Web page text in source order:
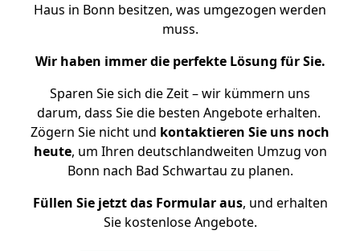
Haus in Bonn besitzen, was umgezogen werden
muss.
Wir haben immer die perfekte Lösung für Sie.
Sparen Sie sich die Zeit – wir kümmern uns
darum, dass Sie die besten Angebote erhalten.
Zögern Sie nicht und kontaktieren Sie uns noch
heute, um Ihren deutschlandweiten Umzug von
Bonn nach Bad Schwartau zu planen.
Füllen Sie jetzt das Formular aus, und erhalten
Sie kostenlose Angebote.